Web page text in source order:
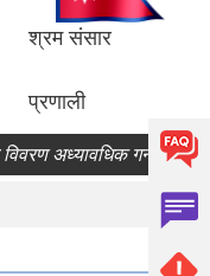
श्रम संसार
प्रणाली
अध्यावधिक गर्ने सम्बन्धि